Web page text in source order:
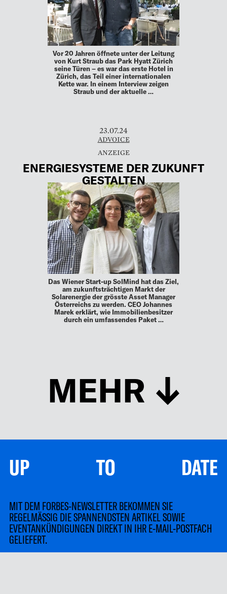
Vor 20 Jahren öffnete unter der Leitung
von Kurt Straub das Park Hyatt Zürich
seine Türen – es war das erste Hotel in
Zürich, das Teil einer internationalen
Kette war. In einem Interview zeigen
Straub und der aktuelle …
23.07.24
ADVOICE
ENERGIESYSTEME DER ZUKUNFT
GESTALTEN
Das Wiener Start-up SolMind hat das Ziel,
am zukunftsträchtigen Markt der
Solarenergie der grösste Asset Manager
Österreichs zu werden. CEO Johannes
Marek erklärt, wie Immobilienbesitzer
durch ein umfassendes Paket …
MEHR
UP TO DATE
MIT DEM FORBES-NEWSLETTER BEKOMMEN SIE
REGELMÄSSIG DIE SPANNENDSTEN ARTIKEL SOWIE
EVENTANKÜNDIGUNGEN DIREKT IN IHR E-MAIL-POSTFACH
GELIEFERT.